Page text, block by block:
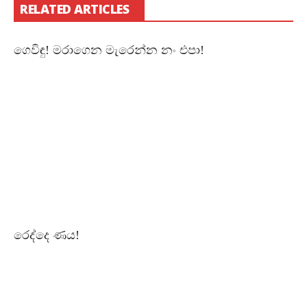
RELATED ARTICLES
ගෙවිඳු! මරාගෙන මැරෙන්න නං එපා!
රෙද්දෙ ණය!